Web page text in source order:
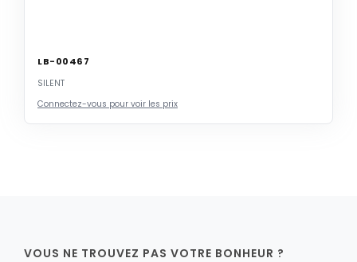
LB-00467
SILENT
Connectez-vous pour voir les prix
VOUS NE TROUVEZ PAS VOTRE BONHEUR ?